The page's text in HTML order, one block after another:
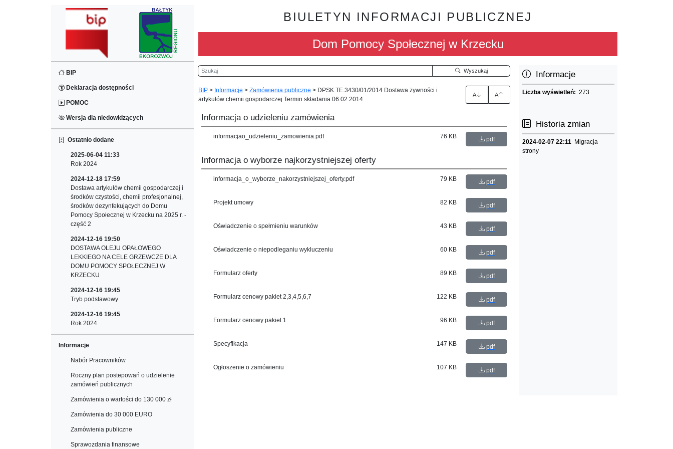
BIP
Deklaracja dostępności
POMOC
Wersja dla niedowidzących
Ostatnio dodane
2025-06-04 11:33
Rok 2024
2024-12-18 17:59
Dostawa artykułów chemii gospodarczej i
środków czystości, chemii profesjonalnej,
środków dezynfekujących do Domu
Pomocy Społecznej w Krzecku na 2025 r. -
część 2
2024-12-16 19:50
DOSTAWA OLEJU OPAŁOWEGO
LEKKIEGO NA CELE GRZEWCZE DLA
DOMU POMOCY SPOŁECZNEJ W
KRZECKU
2024-12-16 19:45
Tryb podstawowy
2024-12-16 19:45
Rok 2024
Informacje
Nabór Pracowników
Roczny plan postepowań o udzielenie
zamówień publicznych
Zamówienia o wartości do 130 000 zł
Zamówienia do 30 000 EURO
Zamówienia publiczne
Sprawozdania finansowe
BIULETYN INFORMACJI PUBLICZNEJ
Dom Pomocy Społecznej w Krzecku
Szukaj Wyszukaj
BIP > Informacje > Zamówienia publiczne > DPSK.TE.3430/01/2014 Dostawa żywności i
artykułów chemii gospodarczej Termin składania 06.02.2014
A A
Informacja o udzieleniu zamówienia
informacjao_udzieleniu_zamowienia.pdf 76 KB pdf
Informacja o wyborze najkorzystniejszej oferty
informacja_o_wyborze_nakorzystniejszej_oferty.pdf 79 KB pdf
Projekt umowy 82 KB pdf
Oświadczenie o spełmieniu warunków 43 KB pdf
Oświadczenie o niepodleganiu wykluczeniu 60 KB pdf
Formularz oferty 89 KB pdf
Formularz cenowy pakiet 2,3,4,5,6,7 122 KB pdf
Formularz cenowy pakiet 1 96 KB pdf
Specyfikacja 147 KB pdf
Ogłoszenie o zamówieniu 107 KB pdf
Informacje
Liczba wyświetleń:273
Historia zmian
2024-02-07 22:11 Migracja
strony